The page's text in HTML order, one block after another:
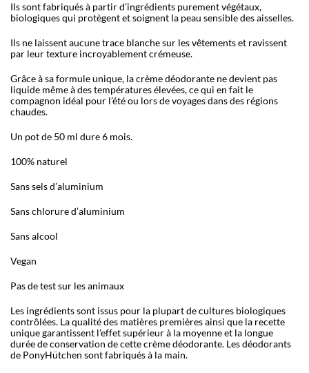
Ils sont fabriqués à partir d’ingrédients purement végétaux,
biologiques qui protègent et soignent la peau sensible des aisselles.
Ils ne laissent aucune trace blanche sur les vêtements et ravissent
par leur texture incroyablement crémeuse.
Grâce à sa formule unique, la crème déodorante ne devient pas
liquide même à des températures élevées, ce qui en fait le
compagnon idéal pour l’été ou lors de voyages dans des régions
chaudes.
Un pot de 50 ml dure 6 mois.
100% naturel
Sans sels d’aluminium
Sans chlorure d’aluminium
Sans alcool
Vegan
Pas de test sur les animaux
Les ingrédients sont issus pour la plupart de cultures biologiques
contrôlées. La qualité des matières premières ainsi que la recette
unique garantissent l’effet supérieur à la moyenne et la longue
durée de conservation de cette crème déodorante. Les déodorants
de PonyHütchen sont fabriqués à la main.